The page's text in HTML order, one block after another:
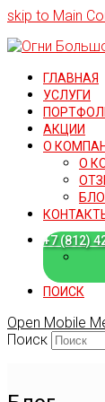
skip to Main
ГЛАВНАЯ
УСЛУГИ
АКЦИИ
О
О
+7 (812)
ПОИСК
Open Mobile
Поиск